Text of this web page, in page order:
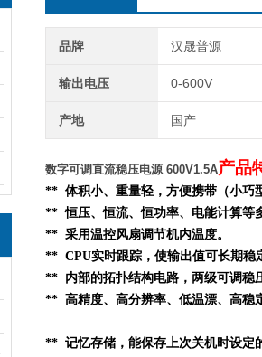
品牌 汉晟普源
输出电压 0-600V
产地 国产
数字可调直流稳压电源 600V1.5A产品
** 体积小、重量轻，方便携带（小巧
** 恒压、恒流、恒功率、电能计算等
** 采用温控风扇调节机内温度。
** CPU实时跟踪，使输出值可长期稳
** 内部的拓扑结构电路，两级可调稳
** 高精度、高分辨率、低温漂、高稳
** 记忆存储，能保存上次关机时设定